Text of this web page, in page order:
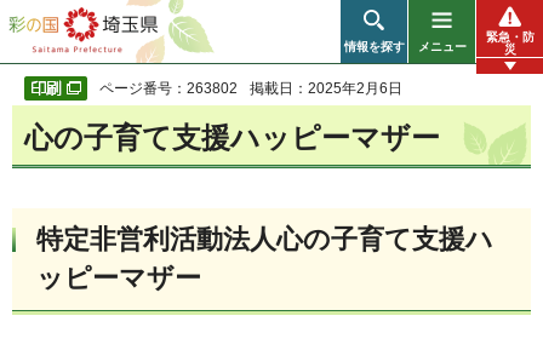
彩の国 埼玉県
情報を探す メニュー
緊急・防
災
ページ番号：263802 掲載日：2025年2月6日
心の子育て支援ハッピーマザー
特定非営利活動法人心の子育て支援ハ
ッピーマザー